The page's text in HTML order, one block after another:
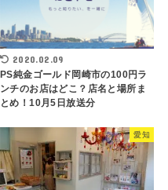
2020.02.09
PS純金ゴールド岡崎市の100円ラ
ンチのお店はどこ？店名と場所ま
とめ！10月5日放送分
愛知